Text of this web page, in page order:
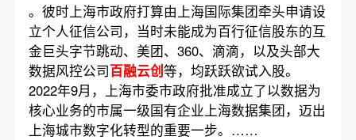
。彼时上海市政府打算由上海国际集团牵头申请设
立个人征信公司，当时未能成为百行征信股东的互
金巨头字节跳动、美团、360、滴滴，以及头部大
数据风控公司百融云创等，均跃跃欲试入股。
2022年9月，上海市委市政府批准成立了以数据为
核心业务的市属一级国有企业上海数据集团，迈出
上海城市数字化转型的重要一步。……